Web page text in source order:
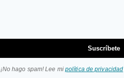
Suscríbete
¡No hago spam! Lee mi política de privacidad